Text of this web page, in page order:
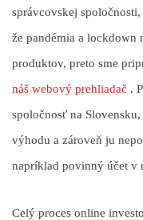
správcovskej spoločnosti,
že pandémia a
produktov, preto sme
náš webový prehliadač .
spoločnosť na
výhodu a zároveň ju
napríklad povinný účet v
Celý proces online